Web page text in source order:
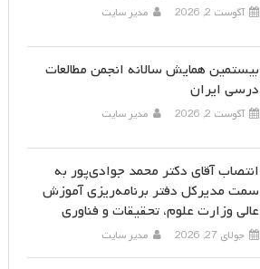
آگوست 2, 2026 مدیر سایت
بیستمین همایش سالانه انجمن مطالعات
درسی ایران
آگوست 2, 2026 مدیر سایت
انتصاب آقای دکتر محمد جوادی‌پور به
سمت مدیرکل دفتر برنامه‌ریزی آموزش
عالی وزارت علوم، تحقیقات و فناوری
جولای 27, 2026 مدیر سایت